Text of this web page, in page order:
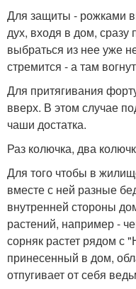
Для защиты - рожками
дух, входя в дом, сразу
выбраться из нее уже
стремится - а там
Для притягивания
вверх. В этом случае
чаши достатка.
Раз колючка, два
Для того чтобы в
вместе с ней разные
внутренней стороны
растений, например -
сорняк растет рядом с
принесенный в дом,
отпугивает от себя